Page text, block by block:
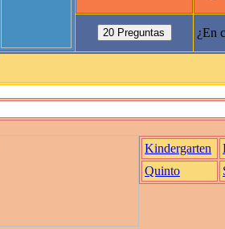
¿En
Kindergarten
Quinto